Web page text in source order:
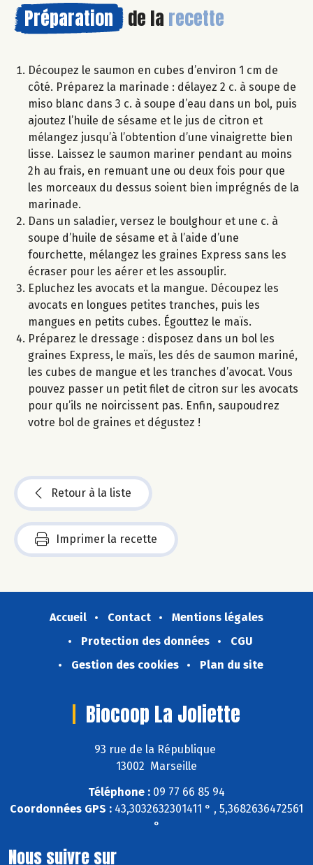
Préparation de la recette
Découpez le saumon en cubes d’environ 1 cm de
côté. Préparez la marinade : délayez 2 c. à soupe de
miso blanc dans 3 c. à soupe d’eau dans un bol, puis
ajoutez l’huile de sésame et le jus de citron et
mélangez jusqu’à l’obtention d’une vinaigrette bien
lisse. Laissez le saumon mariner pendant au moins
2h au frais, en remuant une ou deux fois pour que
les morceaux du dessus soient bien imprégnés de la
marinade.
Dans un saladier, versez le boulghour et une c. à
soupe d’huile de sésame et à l’aide d’une
fourchette, mélangez les graines Express sans les
écraser pour les aérer et les assouplir.
Epluchez les avocats et la mangue. Découpez les
avocats en longues petites tranches, puis les
mangues en petits cubes. Égouttez le maïs.
Préparez le dressage : disposez dans un bol les
graines Express, le maïs, les dés de saumon mariné,
les cubes de mangue et les tranches d’avocat. Vous
pouvez passer un petit filet de citron sur les avocats
pour qu’ils ne noircissent pas. Enfin, saupoudrez
votre bol de graines et dégustez !
Retour à la liste
Imprimer la recette
Accueil Contact
Mentions légales
Protection des données
CGU
Gestion des cookies
Plan du site
Biocoop La Joliette
93 rue de la République
13002 Marseille
Téléphone : 09 77 66 85 94
Coordonnées GPS : 43,3032632301411 ° , 5,3682636472561
°
Nous suivre sur